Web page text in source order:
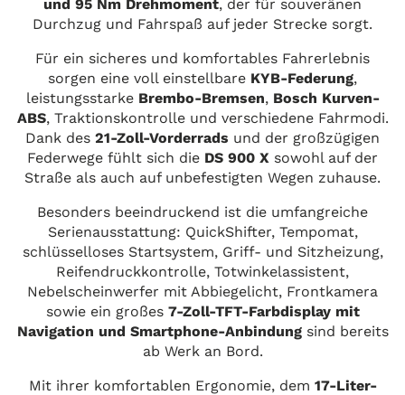
und 95 Nm Drehmoment, der für souveränen
Durchzug und Fahrspaß auf jeder Strecke sorgt.
Für ein sicheres und komfortables Fahrerlebnis
sorgen eine voll einstellbare KYB-Federung,
leistungsstarke Brembo-Bremsen, Bosch Kurven-
ABS, Traktionskontrolle und verschiedene Fahrmodi.
Dank des 21-Zoll-Vorderrads und der großzügigen
Federwege fühlt sich die DS 900 X sowohl auf der
Straße als auch auf unbefestigten Wegen zuhause.
Besonders beeindruckend ist die umfangreiche
Serienausstattung: QuickShifter, Tempomat,
schlüsselloses Startsystem, Griff- und Sitzheizung,
Reifendruckkontrolle, Totwinkelassistent,
Nebelscheinwerfer mit Abbiegelicht, Frontkamera
sowie ein großes 7-Zoll-TFT-Farbdisplay mit
Navigation und Smartphone-Anbindungsind bereits
ab Werk an Bord.
Mit ihrer komfortablen Ergonomie, dem 17-Liter-